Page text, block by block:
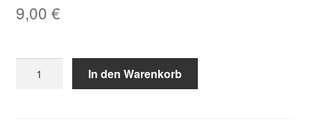
9,00 €
Fredl
In den Warenkorb